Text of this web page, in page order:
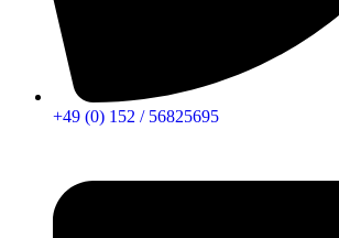
+49 (0) 152 / 56825695